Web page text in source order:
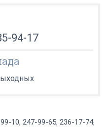
94-17
10, 247-99-65, 236-17-74,